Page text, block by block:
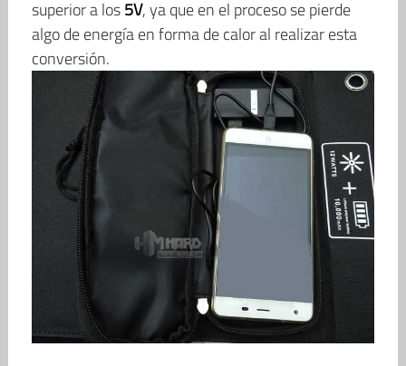
superior a los5V, ya que en el proceso se pierde
algo de energía en forma de calor al realizar esta
conversión.